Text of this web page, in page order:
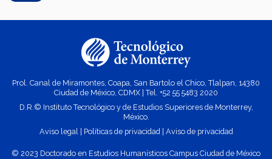
Prol. Canal de Miramontes, Coapa, San Bartolo el Chico, Tlalpan, 14380
Ciudad de México, CDMX | Tel. +52 55 5483 2020
D.R.© Instituto Tecnológico y de Estudios Superiores de Monterrey,
México.
Aviso legal | Políticas de privacidad | Aviso de privacidad
© 2023 Doctorado en Estudios Humanísticos Campus Ciudad de México